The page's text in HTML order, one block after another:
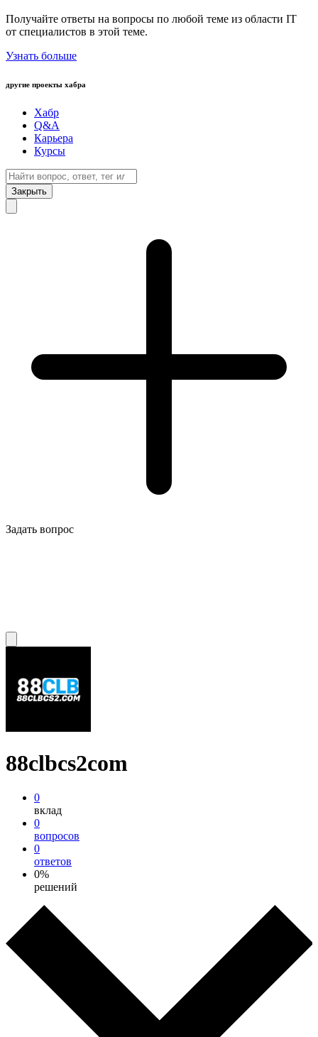
Получайте ответы на вопросы по любой теме из области IT
от специалистов в этой теме.
Узнать больше
другие проекты хабра
Хабр
Q&A
Карьера
Курсы
Закрыть
Задать вопрос
88clbcs2com
0
вклад
0
вопросов
0
ответов
0%
решений